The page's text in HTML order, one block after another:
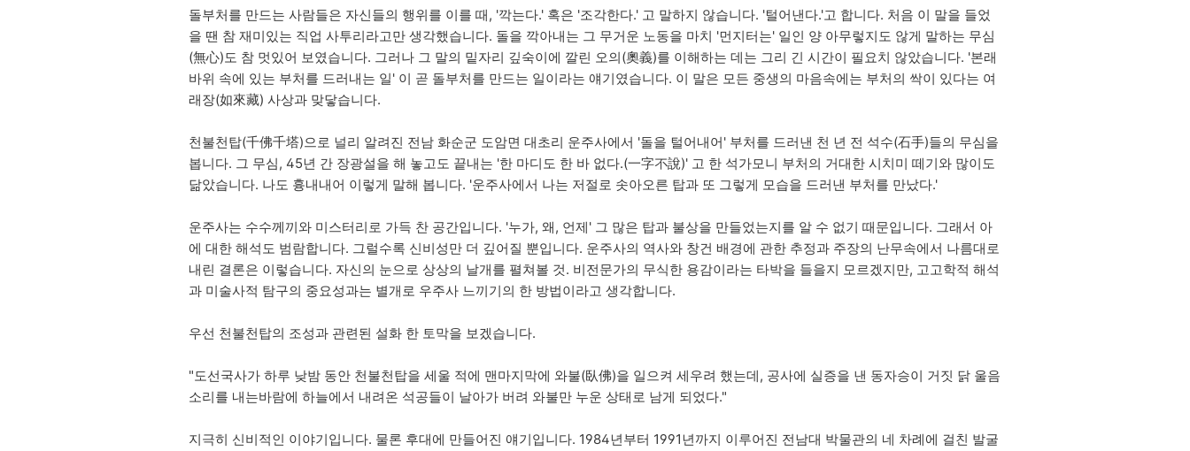
돌부처를 만드는 사람들은 자신들의 행위를 이를 때, '깍는다.' 혹은 '조각한다.' 고 말하지 않습니다. '털어낸다.'고 합니다. 처음 이 말을 들었
을 땐 참 재미있는 직업 사투리라고만 생각했습니다. 돌을 깍아내는 그 무거운 노동을 마치 '먼지터는' 일인 양 아무렇지도 않게 말하는 무심
(無心)도 참 멋있어 보였습니다. 그러나 그 말의 밑자리 깊숙이에 깔린 오의(奧義)를 이해하는 데는 그리 긴 시간이 필요치 않았습니다. '본래
바위 속에 있는 부처를 드러내는 일' 이 곧 돌부처를 만드는 일이라는 얘기였습니다. 이 말은 모든 중생의 마음속에는 부처의 싹이 있다는 여
래장(如來藏) 사상과 맞닿습니다.
천불천탑(千佛千塔)으로 널리 알려진 전남 화순군 도암면 대초리 운주사에서 '돌을 털어내어' 부처를 드러낸 천 년 전 석수(石手)들의 무심을
봅니다. 그 무심, 45년 간 장광설을 해 놓고도 끝내는 '한 마디도 한 바 없다.(一字不說)' 고 한 석가모니 부처의 거대한 시치미 떼기와 많이도
닮았습니다. 나도 흉내내어 이렇게 말해 봅니다. '운주사에서 나는 저절로 솟아오른 탑과 또 그렇게 모습을 드러낸 부처를 만났다.'
운주사는 수수께끼와 미스터리로 가득 찬 공간입니다. '누가, 왜, 언제' 그 많은 탑과 불상을 만들었는지를 알 수 없기 때문입니다. 그래서 아
에 대한 해석도 범람합니다. 그럴수록 신비성만 더 깊어질 뿐입니다. 운주사의 역사와 창건 배경에 관한 추정과 주장의 난무속에서 나름대로
내린 결론은 이렇습니다. 자신의 눈으로 상상의 날개를 펼쳐볼 것. 비전문가의 무식한 용감이라는 타박을 들을지 모르겠지만, 고고학적 해석
과 미술사적 탐구의 중요성과는 별개로 우주사 느끼기의 한 방법이라고 생각합니다.
우선 천불천탑의 조성과 관련된 설화 한 토막을 보겠습니다.
"도선국사가 하루 낮밤 동안 천불천탑을 세울 적에 맨마지막에 와불(臥佛)을 일으켜 세우려 했는데, 공사에 실증을 낸 동자승이 거짓 닭 울음
소리를 내는바람에 하늘에서 내려온 석공들이 날아가 버려 와불만 누운 상태로 남게 되었다."
지극히 신비적인 이야기입니다. 물론 후대에 만들어진 얘기입니다. 1984년부터 1991년까지 이루어진 전남대 박물관의 네 차례에 걸친 발굴